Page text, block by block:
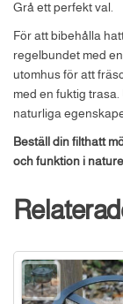
Grå ett perfekt val.
För att bibehålla
regelbundet med
utomhus för att
med en fuktig
naturliga
Beställ din filthatt
och funktion i